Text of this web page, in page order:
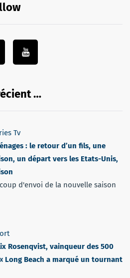
…
Tv
: le retour d’un fils, une
un départ vers les Etats-Unis,
d'envoi de la nouvelle saison
Rosenqvist, vainqueur des 500
Long Beach a marqué un tournant